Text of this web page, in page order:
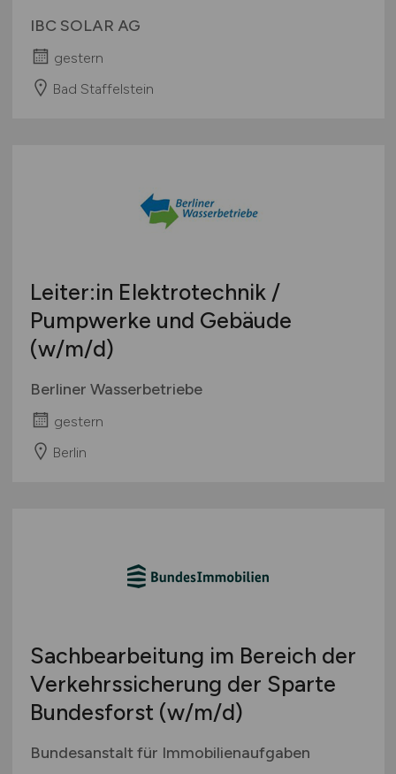
IBC SOLAR AG
gestern
Bad Staffelstein
Leiter:in Elektrotechnik /
Pumpwerke und Gebäude
(w/m/d)
Berliner Wasserbetriebe
gestern
Berlin
Sachbearbeitung im Bereich der
Verkehrssicherung der Sparte
Bundesforst (w/m/d)
Bundesanstalt für Immobilienaufgaben